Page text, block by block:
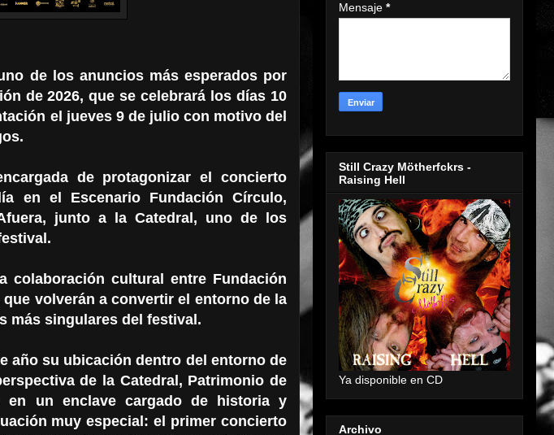
de los anuncios más esperados por
de 2026, que se celebrará los días 10
el jueves 9 de julio con motivo del
de protagonizar el concierto
en el Escenario Fundación Círculo,
junto a la Catedral, uno de los
colaboración cultural entre Fundación
volverán a convertir el entorno de la
más singulares del festival.
año su ubicación dentro del entorno de
de la Catedral, Patrimonio de
en un enclave cargado de historia y
muy especial: el primer concierto
Mensaje *
Still Crazy Mötherfckrs -
Raising Hell
Ya disponible en CD
Archivo